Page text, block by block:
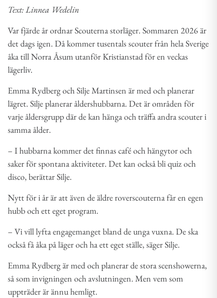
Text: Linnea Wedelin
Var fjärde år ordnar Scouterna storläger. Sommaren 2026 är
det dags igen. Då kommer tusentals scouter från hela Sverige
åka till Norra Åsum utanför Kristianstad för en veckas
lägerliv.
Emma Rydberg och Silje Martinsen är med och planerar
lägret. Silje planerar åldershubbarna. Det är områden för
varje åldersgrupp där de kan hänga och träffa andra scouter i
samma ålder.
– I hubbarna kommer det finnas café och hängytor och
saker för spontana aktiviteter. Det kan också bli quiz och
disco, berättar Silje.
Nytt för i år är att även de äldre roverscouterna får en egen
hubb och ett eget program.
– Vi vill lyfta engagemanget bland de unga vuxna. De ska
också få åka på läger och ha ett eget ställe, säger Silje.
Emma Rydberg är med och planerar de stora scenshowerna,
så som invigningen och avslutningen. Men vem som
uppträder är ännu hemligt.